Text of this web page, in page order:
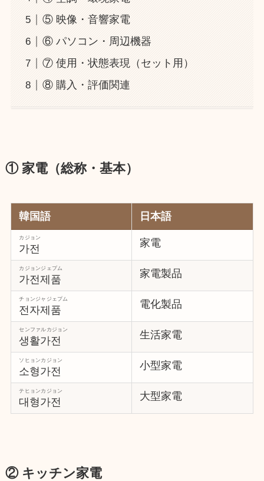
⑤ 映像・音響家電
⑥ パソコン・周辺機器
⑦ 使用・状態表現（セット用）
⑧ 購入・評価関連
① 家電（総称・基本）
韓国語 日本語
가전
カジョン 家電
가전제품
カジョンジェプム 家電製品
전자제품
チョンジャジェプム 電化製品
생활가전
センファルカジョン 生活家電
소형가전
ソヒョンカジョン 小型家電
대형가전
テヒョンカジョン 大型家電
② キッチン家電